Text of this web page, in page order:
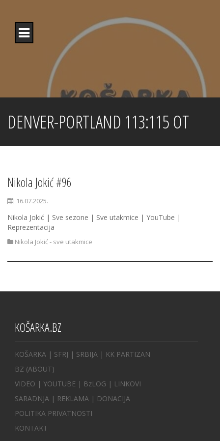
content
DENVER-PORTLAND 113:115 OT
Nikola Jokić #96
16.07.2025.
Nikola Jokić | Sve sezone | Sve utakmice | YouTube |
Reprezentacija
Nikola Jokić - sve utakmice
KOŠARKA.BZ
KOŠARKA | SFRJ | SRBIJA | KK PARTIZAN
BZ (ABOUT)
VIDEO | YOUTUBE | BzLOG | LINKOVI
SARADNJA | REKLAMA | DONACIJA
POLITIKA PRIVATNOSTI
KONTAKT